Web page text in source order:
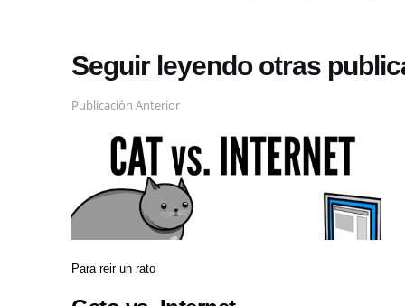
Seguir leyendo otras
Publicación Anterior
Para reir un rato